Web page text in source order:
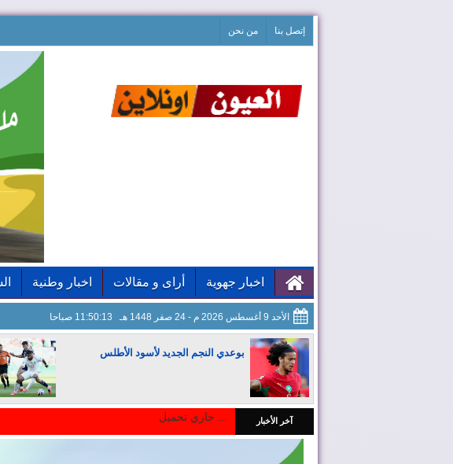
إتصل بنا من نحن
اخبار جهوية أراى و مقالات اخبار وطنية
الأحد 9 أغسطس 2026 م - 24 صفر 1448 هـ 11:50:15 صباحا
بوعدي النجم الجديد لأسود الأطلس
المغرب يجذب كبار المستثمرين آخر الأخبار